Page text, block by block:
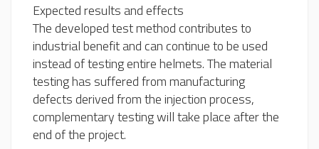
Expected results and effects
The developed test method contributes to
industrial benefit and can continue to be used
instead of testing entire helmets. The material
testing has suffered from manufacturing
defects derived from the injection process,
complementary testing will take place after the
end of the project.